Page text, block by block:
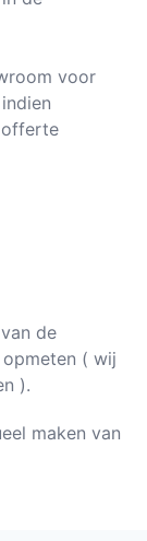
voor
offerte
de
( wij
).
maken van